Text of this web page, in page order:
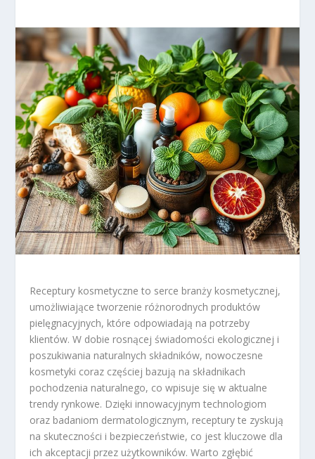
Receptury kosmetyczne to serce branży kosmetycznej,
umożliwiające tworzenie różnorodnych produktów
pielęgnacyjnych, które odpowiadają na potrzeby
klientów. W dobie rosnącej świadomości ekologicznej i
poszukiwania naturalnych składników, nowoczesne
kosmetyki coraz częściej bazują na składnikach
pochodzenia naturalnego, co wpisuje się w aktualne
trendy rynkowe. Dzięki innowacyjnym technologiom
oraz badaniom dermatologicznym, receptury te zyskują
na skuteczności i bezpieczeństwie, co jest kluczowe dla
ich akceptacji przez użytkowników. Warto zgłębić